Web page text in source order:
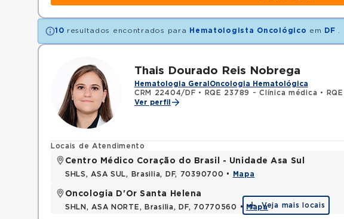
10 resultados encontrados para Hematologista Oncológico em DF
Thais Dourado Reis Nobrega
Hematologia Geral Oncologia Hematológica
CRM 22404/DF • RQE 23789 - Clínica médica •
RQE 23790 -
Ver perfil
Locais de Atendimento
Centro Médico Coração do Brasil - Unidade Asa Sul
SHLS, ASA SUL, Brasilia, DF, 70390700 • Mapa
Oncologia D'Or Santa Helena
SHLN, ASA NORTE, Brasilia, DF, 70770560 • MapaVeja mais locais